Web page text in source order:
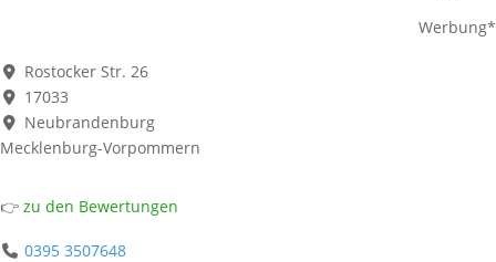
Werbung*
Rostocker Str. 26
17033
Neubrandenburg
Mecklenburg-Vorpommern
👉 zu den Bewertungen
0395 3507648